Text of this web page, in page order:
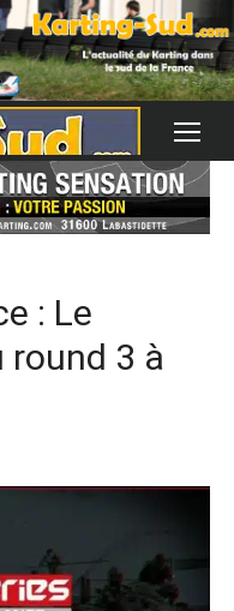
: Le
3 à